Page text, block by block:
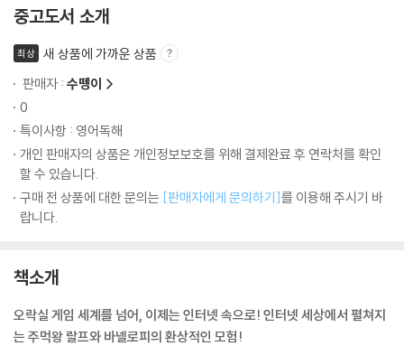
중고도서 소개
최상
새 상품에 가까운 상품
판매자 : 수뗑이
0
특이사항 : 영어독해
개인 판매자의 상품은 개인정보보호를 위해 결제완료 후 연락처를 확인
할 수 있습니다.
구매 전 상품에 대한 문의는 [판매자에게 문의하기]를 이용해 주시기 바
랍니다.
책소개
오락실 게임 세계를 넘어, 이제는 인터넷 속으로! 인터넷 세상에서 펼쳐지
는 주먹왕 랄프와 바넬로피의 환상적인 모험!